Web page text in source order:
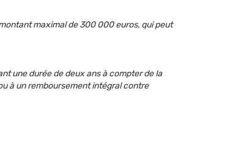
maximal de 300 000 euros, qui peut
une durée de deux ans à compter de la
à un remboursement intégral contre